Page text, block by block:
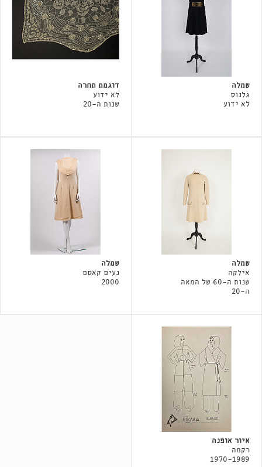
שמלה
גלנוס
לא ידוע
דוגמת תחרה
לא ידוע
שנות ה-20
שמלה
אילקה
שנות ה-60 של המאה
ה-20
שמלה
נעים קאסם
2000
איור אופנה
רקמה
1970-1989